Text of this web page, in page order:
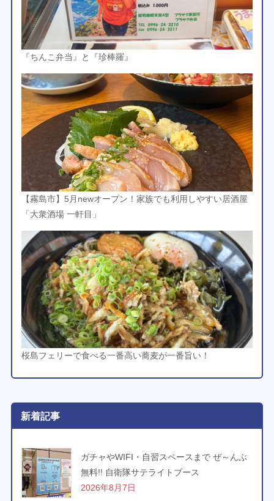
『ちんこ弁当』と『珍棒羅』
【霧島市】5月newオープン！家族でも利用しやすい居酒屋
「大衆酒場 一軒目」
桜島フェリーで食べる一番高い蕎麦が一番旨い！
新着記事
ガチャやWIFI・自習スペースまで ぜ～んぶ
無料!! 自衛隊サテライトブース
2026年8月7日